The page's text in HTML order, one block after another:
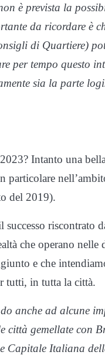
è prevista la
da ricordare è
di Quartiere)
per tempo questo
sia la parte
Intanto una
del 2019).
riscontrato
che operano
e che
tutti, in tutta la città.
anche ad alcune
città gemellate con
Capitale Italiana